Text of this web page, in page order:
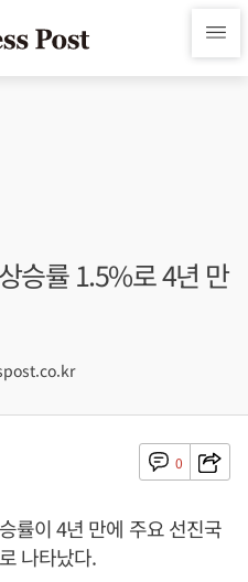
승률 1.5%로 4년 만
0
률이 4년 만에 주요 선진국
나타났다.